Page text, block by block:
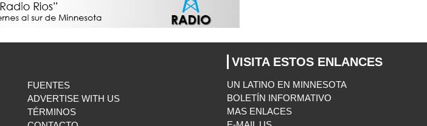
FUENTES
ADVERTISE WITH US
TÉRMINOS
VISITA ESTOS ENLANCES
UN LATINO EN MINNESOTA
BOLETÍN INFORMATIVO
MAS ENLACES